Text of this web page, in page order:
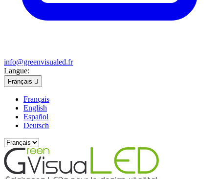
info@greenvisualed.fr
Langue:
Français 
Français
English
Español
Deutsch